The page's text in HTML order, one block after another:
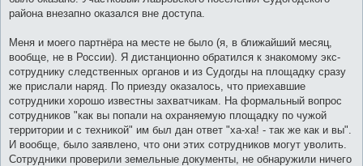
района внезапно оказался вне доступа.
Меня и моего партнёра на месте не было (я, в ближайший месяц,
вообще, не в России). Я дистанционно обратился к знакомому экс-
сотруднику следственных органов и из Судогды на площадку сразу
же прислали наряд. По приезду оказалось, что приехавшие
сотрудники хорошо известны захватчикам. На формальный вопрос
сотрудников "как вы попали на охраняемую площадку по чужой
территории и с техникой" им был дан ответ "ха-ха! - так же как и вы".
И вообще, было заявлено, что они этих сотрудников могут уволить.
Сотрудники проверили земельные документы, не обнаружили ничего